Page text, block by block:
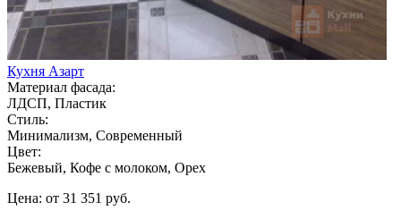
Кухня Азарт
Материал фасада:
ЛДСП, Пластик
Стиль:
Минимализм, Современный
Цвет:
Бежевый, Кофе с молоком, Орех
Цена: от 31 351 руб.